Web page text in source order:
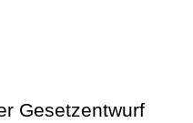
Gesetzentwurf